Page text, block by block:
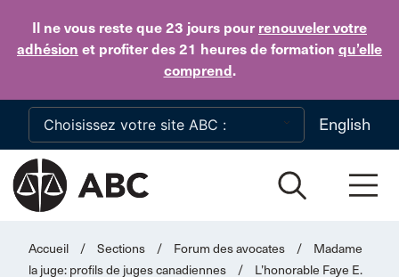
Il ne vous reste que 23 jours pour renouveler votre
adhésion et profiter des 21 heures de formation qu’elle
comprend.
Skip to main content
English
Accueil / Sections / Forum des avocates /
Madame
la juge: profils de juges canadiennes
/
L’honorable Faye E.